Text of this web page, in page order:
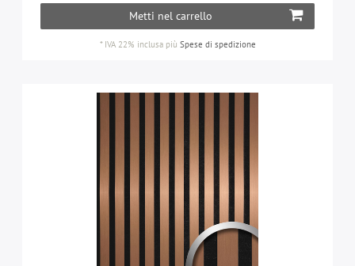
Metti nel carrello
* IVA 22% inclusapiù Spese di spedizione